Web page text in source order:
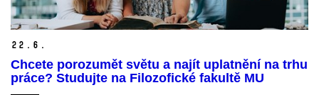
22. 6.
Chcete porozumět světu a najít uplatnění na trhu
práce? Studujte na Filozofické fakultě MU